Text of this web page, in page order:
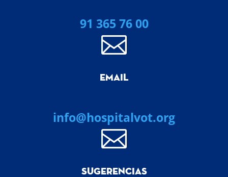
91 365 76 00

EMAIL
info@hospitalvot.org

SUGERENCIAS